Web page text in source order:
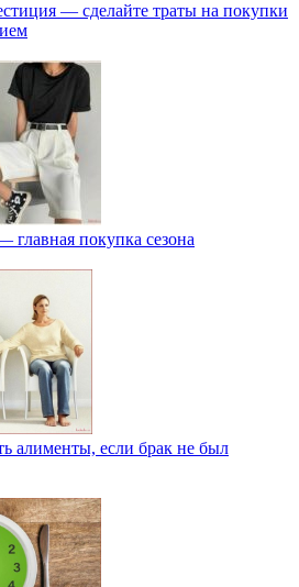
— сделайте траты на покупки
покупка сезона
алименты, если брак не был